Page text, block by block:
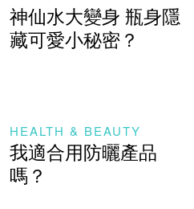
神仙水大變身 瓶身隱
藏可愛小秘密？
HEALTH & BEAUTY
我適合用防曬產品
嗎？